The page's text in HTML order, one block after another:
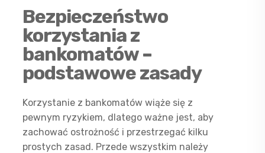
Bezpieczeństwo
korzystania z
bankomatów –
podstawowe zasady
Korzystanie z bankomatów wiąże się z
pewnym ryzykiem, dlatego ważne jest, aby
zachować ostrożność i przestrzegać kilku
prostych zasad. Przede wszystkim należy